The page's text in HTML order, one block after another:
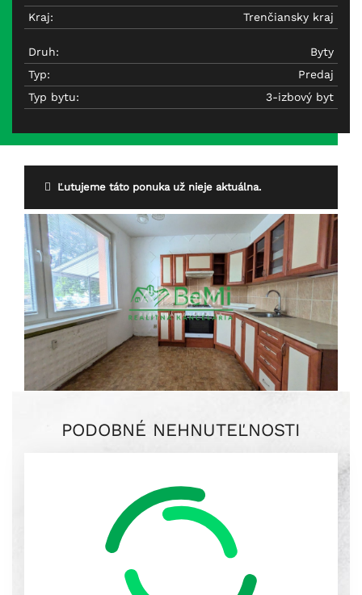
Kraj:
Trenčiansky kraj
Druh:
Byty
Typ:
Predaj
Typ bytu:
3-izbový byt
Ľutujeme táto ponuka už nieje aktuálna.
PODOBNÉ NEHNUTEĽNOSTI